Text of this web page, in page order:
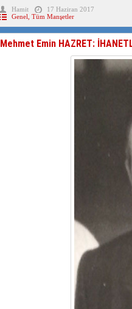
ÇİN’İN UYGUR
MHP’DEN
Uygurlarda Düğün ve Cenaze
Hamit
17 Haziran 2017
Genel Tüm Manşetler
Mehmet Emin HAZRET: